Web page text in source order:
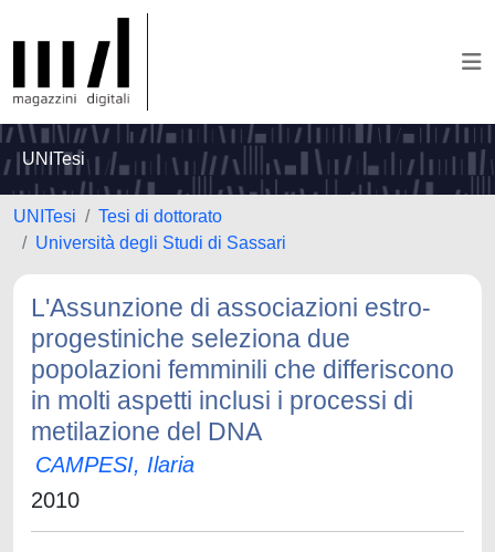
UNITesi
UNITesi
Tesi di dottorato
Università degli Studi di Sassari
L'Assunzione di associazioni estro-
progestiniche seleziona due
popolazioni femminili che differiscono
in molti aspetti inclusi i processi di
metilazione del DNA
CAMPESI, Ilaria
2010